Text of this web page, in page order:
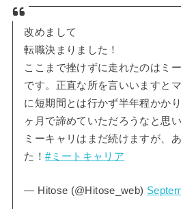
改めまして
転職決まりました！
ここまで挫けずに走れたのはミ
です。正直な所を言いいますと
に短期間とは行かず半年程かか
ヶ月で諦めていただろうなと思い
ミーキャリはまだ続けますが、
た！#ミートキャリア
— Hitose (@Hitose_web)